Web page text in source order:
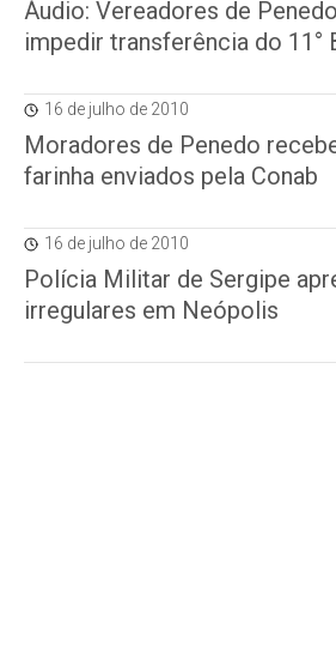
Áudio: Vereadores de
impedir transferência do 11°
16 de julho de 2010
Moradores de Penedo
farinha enviados pela Conab
16 de julho de 2010
Polícia Militar de Sergipe
irregulares em Neópolis